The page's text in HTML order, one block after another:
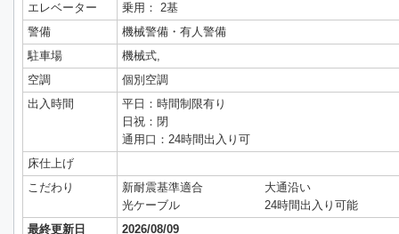
エレベーター
乗用： 2基
警備
機械警備・有人警備
駐車場
機械式,
空調
個別空調
出入時間
平日：時間制限有り
日祝：閉
通用口：24時間出入り可
床仕上げ
こだわり
新耐震基準適合
大通沿い
光ケーブル
24時間出入り可能
最終更新日
2026/08/09